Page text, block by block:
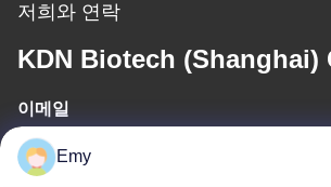
저희와 연락
KDN Biotech (Shanghai)
이메일
panxy@vlandgroup.com
Emy